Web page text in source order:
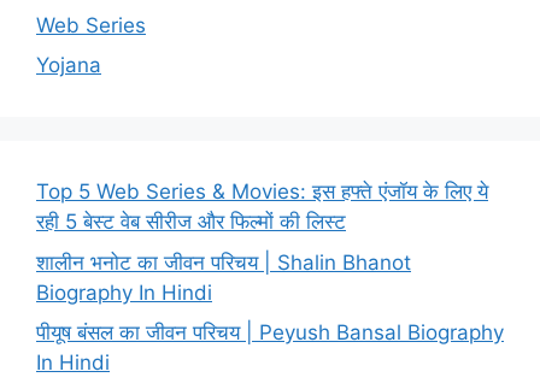
Web Series
Yojana
Top 5 Web Series & Movies: इस हफ्ते एंजॉय के लिए ये
रही 5 बेस्ट वेब सीरीज और फिल्मों की लिस्ट
शालीन भनोट का जीवन परिचय | Shalin Bhanot
Biography In Hindi
पीयूष बंसल का जीवन परिचय | Peyush Bansal Biography
In Hindi